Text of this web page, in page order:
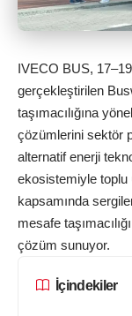
IVECO BUS,
gerçekleştirilen
taşımacılığına
çözümlerini sektör
alternatif enerji
ekosistemiyle toplu
kapsamında
mesafe
çözüm sunuyor.
İçindekiler